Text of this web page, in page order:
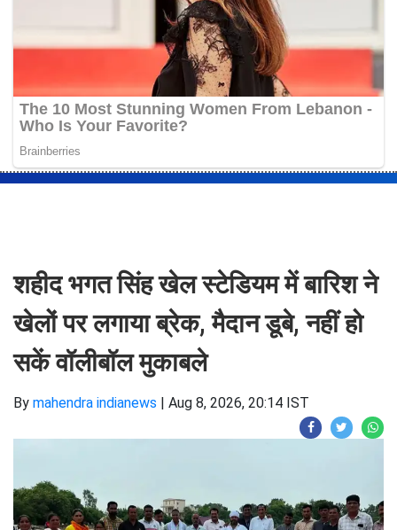
शहीद भगत सिंह खेल स्टेडियम में बारिश ने
खेलों पर लगाया ब्रेक, मैदान डूबे, नहीं हो
सकें वॉलीबॉल मुकाबले
By mahendra indianews Aug 8, 2026, 20:14 IST